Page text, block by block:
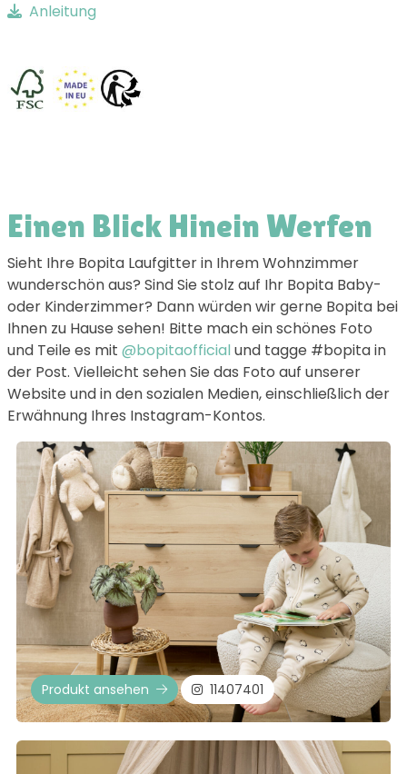
Anleitung
Einen Blick Hinein Werfen
Sieht Ihre Bopita Laufgitter in Ihrem Wohnzimmer
wunderschön aus? Sind Sie stolz auf Ihr Bopita Baby-
oder Kinderzimmer? Dann würden wir gerne Bopita bei
Ihnen zu Hause sehen! Bitte mach ein schönes Foto
und Teile es mit @bopitaofficial und tagge #bopita in
der Post. Vielleicht sehen Sie das Foto auf unserer
Website und in den sozialen Medien, einschließlich der
Erwähnung Ihres Instagram-Kontos.
Produkt ansehen 11407401